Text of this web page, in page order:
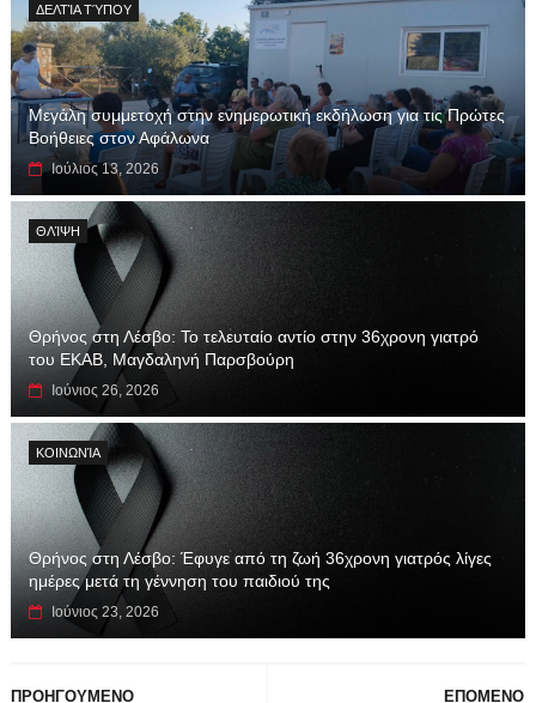
ΔΕΛΤΊΑ ΤΎΠΟΥ
Μεγάλη συμμετοχή στην ενημερωτική εκδήλωση για τις Πρώτες
Βοήθειες στον Αφάλωνα
Ιούλιος 13, 2026
ΘΛΊΨΗ
Θρήνος στη Λέσβο: Το τελευταίο αντίο στην 36χρονη γιατρό
του ΕΚΑΒ, Μαγδαληνή Παρσβούρη
Ιούνιος 26, 2026
ΚΟΙΝΩΝΊΑ
Θρήνος στη Λέσβο: Έφυγε από τη ζωή 36χρονη γιατρός λίγες
ημέρες μετά τη γέννηση του παιδιού της
Ιούνιος 23, 2026
ΕΠΟΜΕΝΟ
ΠΡΟΗΓΟΥΜΕΝΟ